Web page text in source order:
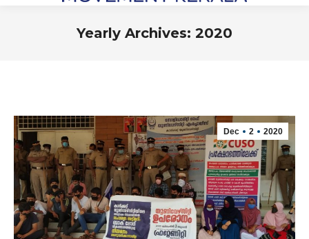
Yearly Archives: 2020
Dec 2 2020